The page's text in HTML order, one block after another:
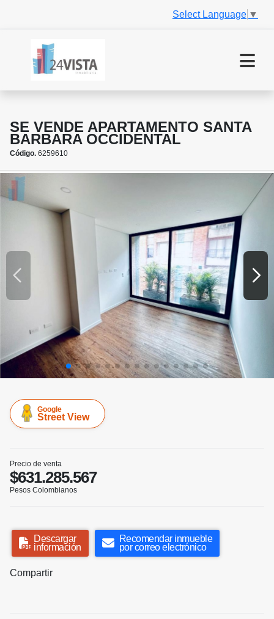
Select Language ▼
SE VENDE APARTAMENTO SANTA
BARBARA OCCIDENTAL
Código. 6259610
Google
Street View
Precio de venta
$631.285.567
Pesos Colombianos
Descargar
información
Recomendar inmueble
por correo electrónico
Compartir